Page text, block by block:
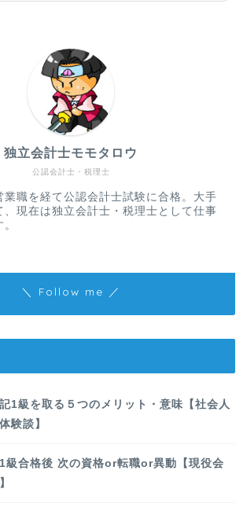
公認会計士・税理士
独立会計士モモタロウ
業職を経て公認会計士試験に合格。大手
、現在は独立会計士・税理士として仕事
＼ Follow me ／
1級を取る５つのメリット・意味【社会人
験談】
級合格後 次の資格or転職or異動【現役会